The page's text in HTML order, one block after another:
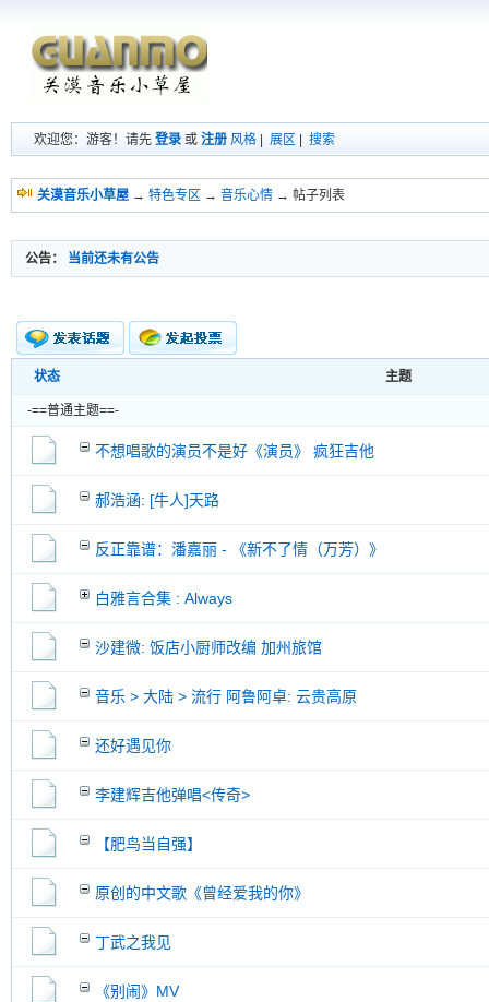
欢迎您：游客！请先 登录 或 注册 风格 展区 搜索
关漠音乐小草屋 → 特色专区 → 音乐心情 → 帖子列表
公告： 当前还未有公告
新的主题
投票帖
新小字报
状态 主题
-==普通主题==-
不想唱歌的演员不是好《演员》 疯狂吉他
郝浩涵: [牛人]天路
反正靠谱：潘嘉丽 - 《新不了情（万芳）》
白雅言合集 : Always
沙建微: 饭店小厨师改编 加州旅馆
音乐 > 大陆 > 流行 阿鲁阿卓: 云贵高原
还好遇见你
李建辉吉他弹唱<传奇>
【肥鸟当自强】
原创的中文歌《曾经爱我的你》
丁武之我见
《别闹》MV